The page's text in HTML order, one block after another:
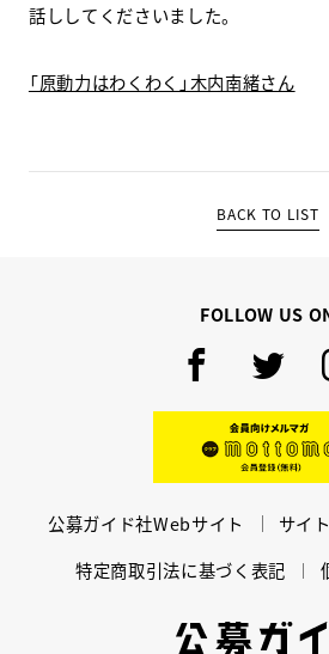
オンライン課題提出
話ししてくださいました。
「原動力はわくわく」木内南緒さん
BACK TO LIST
FOLLOW US
Facebook
公募ガイド社Webサイト
サイ
特定商取引法に基づく表記